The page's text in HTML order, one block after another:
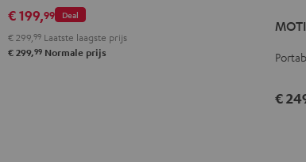
Deal
€ 199,99
€ 299, 99 Laatste laagste prijs
€ 299,99 Normale prijs
Ivy
€